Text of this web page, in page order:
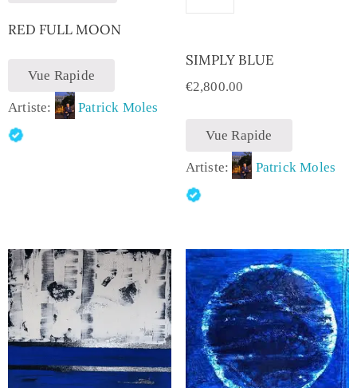
RED FULL MOON
Vue Rapide
Artiste: Patrick Moles
SIMPLY BLUE
€2,800.00
Vue Rapide
Artiste: Patrick Moles